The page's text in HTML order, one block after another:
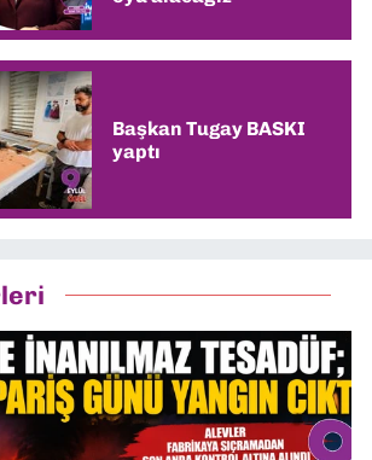
Başkan Tugay BASKI
yaptı